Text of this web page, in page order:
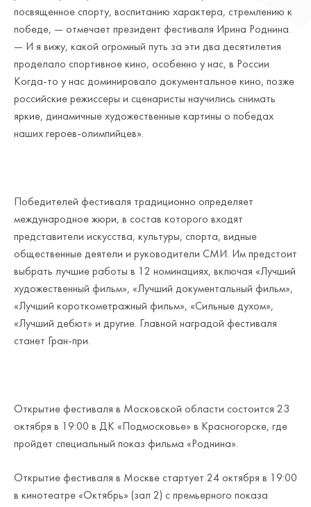
посвященное спорту, воспитанию характера, стремлению к
победе, — отмечает президент фестиваля Ирина Роднина.
— И я вижу, какой огромный путь за эти два десятилетия
проделало спортивное кино, особенно у нас, в России.
Когда-то у нас доминировало документальное кино, позже
российские режиссеры и сценаристы научились снимать
яркие, динамичные художественные картины о победах
наших героев-олимпийцев».
Победителей фестиваля традиционно определяет
международное жюри, в состав которого входят
представители искусства, культуры, спорта, видные
общественные деятели и руководители СМИ. Им предстоит
выбрать лучшие работы в 12 номинациях, включая «Лучший
художественный фильм», «Лучший документальный фильм»,
«Лучший короткометражный фильм», «Сильные духом»,
«Лучший дебют» и другие. Главной наградой фестиваля
станет Гран-при.
Открытие фестиваля в Московской области состоится 23
октября в 19:00 в ДК «Подмосковье» в Красногорске, где
пройдет специальный показ фильма «Роднина».
Открытие фестиваля в Москве стартует 24 октября в 19:00
в кинотеатре «Октябрь» (зал 2) с премьерного показа